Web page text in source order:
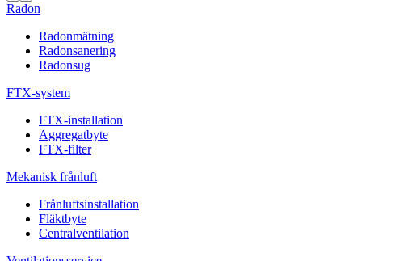
Radon
Radonmätning
Radonsanering
Radonsug
FTX-system
FTX-installation
Aggregatbyte
FTX-filter
Mekanisk frånluft
Frånluftsinstallation
Fläktbyte
Centralventilation